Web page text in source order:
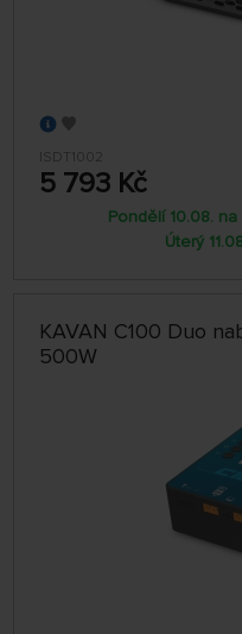
ISDT1002
5 793 Kč
Pondělí 10.08.
Úterý
KAVAN C100 Duo
500W